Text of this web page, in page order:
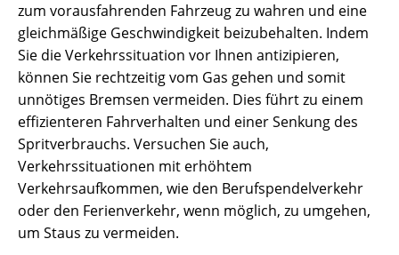
zum vorausfahrenden Fahrzeug zu wahren und eine
gleichmäßige Geschwindigkeit beizubehalten. Indem
Sie die Verkehrssituation vor Ihnen antizipieren,
können Sie rechtzeitig vom Gas gehen und somit
unnötiges Bremsen vermeiden. Dies führt zu einem
effizienteren Fahrverhalten und einer Senkung des
Spritverbrauchs. Versuchen Sie auch,
Verkehrssituationen mit erhöhtem
Verkehrsaufkommen, wie den Berufspendelverkehr
oder den Ferienverkehr, wenn möglich, zu umgehen,
um Staus zu vermeiden.